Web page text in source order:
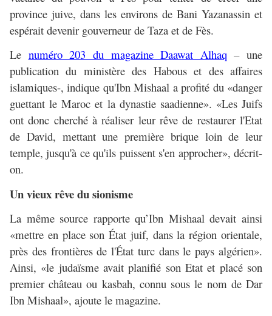
province juive, dans les environs de Bani Yazanassin et
espérait devenir gouverneur de Taza et de Fès.
Le numéro 203 du magazine Daawat Alhaq – une
publication du ministère des Habous et des affaires
islamiques-, indique qu'Ibn Mishaal a profité du «danger
guettant le Maroc et la dynastie saadienne». «Les Juifs
ont donc cherché à réaliser leur rêve de restaurer l'Etat
de David, mettant une première brique loin de leur
temple, jusqu'à ce qu'ils puissent s'en approcher», décrit-
on.
Un vieux rêve du sionisme
La même source rapporte qu’Ibn Mishaal devait ainsi
«mettre en place son État juif, dans la région orientale,
près des frontières de l'État turc dans le pays algérien».
Ainsi, «le judaïsme avait planifié son Etat et placé son
premier château ou kasbah, connu sous le nom de Dar
Ibn Mishaal», ajoute le magazine.